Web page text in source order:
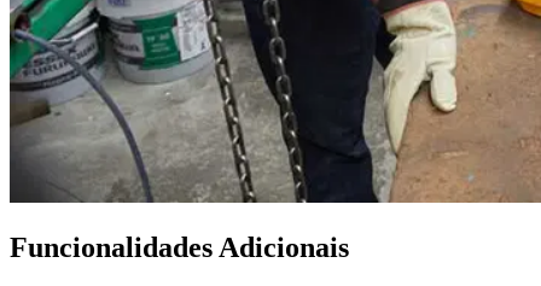
Funcionalidades Adicionais